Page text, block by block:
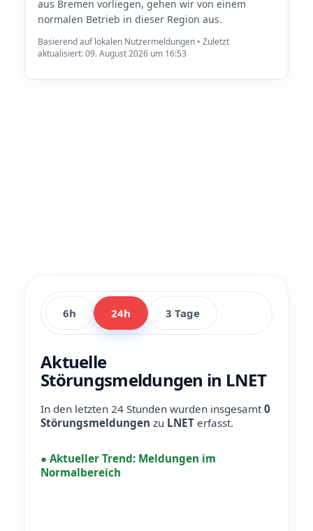
aus Bremen vorliegen, gehen wir von einem
normalen Betrieb in dieser Region aus.
Basierend auf lokalen Nutzermeldungen • Zuletzt
aktualisiert: 09. August 2026 um 16:53
6h 24h 3 Tage
Aktuelle
Störungsmeldungen in LNET
In den letzten 24 Stunden wurden insgesamt0
Störungsmeldungen zu LNET erfasst.
● Aktueller Trend: Meldungen im
Normalbereich